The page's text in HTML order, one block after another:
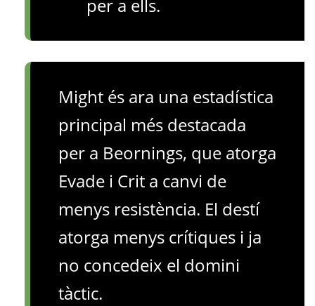
per a ells.
Might és ara una estadística
principal més destacada
per a Beornings, que atorga
Evade i Crit a canvi de
menys resistència. El destí
atorga menys crítiques i ja
no concedeix el domini
tàctic.